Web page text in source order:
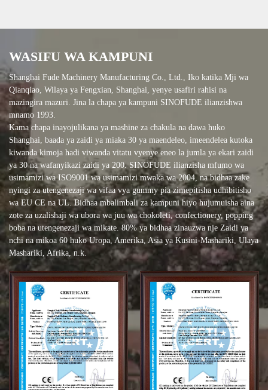
WASIFU WA KAMPUNI
Shanghai Fude Machinery Manufacturing Co., Ltd., Iko katika Mji wa
Qianqiao, Wilaya ya Fengxian, Shanghai, yenye usafiri rahisi na
mazingira mazuri. Jina la chapa ya kampuni SINOFUDE ilianzishwa
mnamo 1993.
Kama chapa inayojulikana ya mashine za chakula na dawa huko
Shanghai, baada ya zaidi ya miaka 30 ya maendeleo, imeendelea kutoka
kiwanda kimoja hadi viwanda vitatu vyenye eneo la jumla ya ekari zaidi
ya 30 na wafanyikazi zaidi ya 200. SINOFUDE ilianzisha mfumo wa
usimamizi wa ISO9001 wa usimamizi mwaka wa 2004, na bidhaa zake
nyingi za utengenezaji wa vifaa vya gummy pia zimepitisha udhibitisho
wa EU CE na UL. Bidhaa mbalimbali za kampuni hiyo hujumuisha aina
zote za uzalishaji wa ubora wa juu wa chokoleti, confectionery, popping
boba na utengenezaji wa mikate. 80% ya bidhaa zinauzwa nje Zaidi ya
nchi na mikoa 60 huko Uropa, Amerika, Asia ya Kusini-Mashariki, Ulaya
Mashariki, Afrika, n.k.